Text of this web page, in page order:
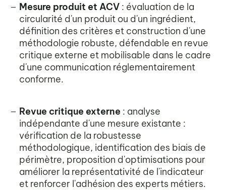
Mesure produit et ACV : évaluation de la
circularité d'un produit ou d'un ingrédient,
définition des critères et construction d'une
méthodologie robuste, défendable en revue
critique externe et mobilisable dans le cadre
d'une communication réglementairement
conforme.
Revue critique externe : analyse
indépendante d'une mesure existante :
vérification de la robustesse
méthodologique, identification des biais de
périmètre, proposition d'optimisations pour
améliorer la représentativité de l'indicateur
et renforcer l'adhésion des experts métiers.